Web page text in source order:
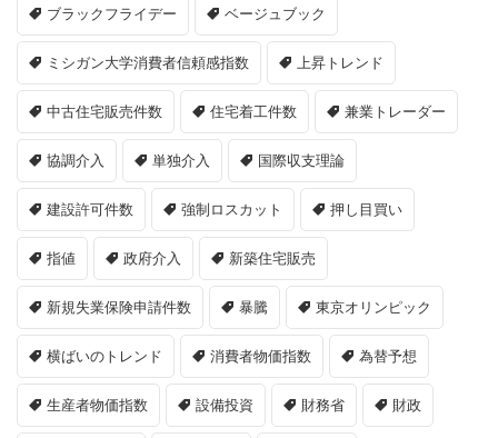
ブラックフライデー ベージュブック
ミシガン大学消費者信頼感指数 上昇トレンド
中古住宅販売件数 住宅着工件数 兼業トレーダー
協調介入 単独介入 国際収支理論
建設許可件数 強制ロスカット 押し目買い
指値 政府介入 新築住宅販売
新規失業保険申請件数 暴騰 東京オリンピック
横ばいのトレンド 消費者物価指数 為替予想
生産者物価指数 設備投資 財務省 財政